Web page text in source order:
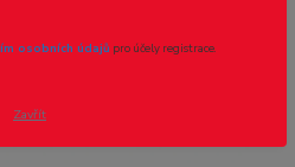
osobních údajů pro účely registrace.
Zavřít